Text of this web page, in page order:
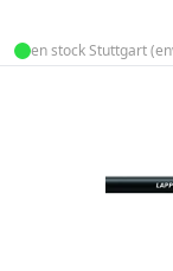
en stock Stuttgart